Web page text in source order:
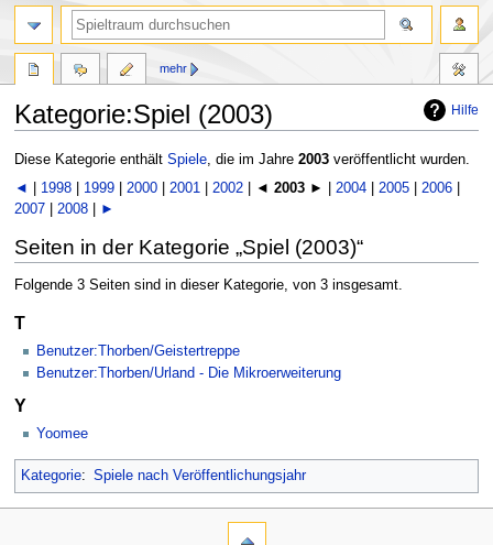
Hilfe
Kategorie:Spiel (2003)
Zur
Navigation
springen
Zur
Suche
springen
Diese Kategorie enthält Spiele, die im Jahre 2003veröffentlicht wurden.
◄
1998| 1999| 2000| 2001 2002| ◄ 2003► | 2004| 2005| 2006|
2007| 2008| ►
Seiten in der Kategorie „Spiel (2003)“
Folgende 3 Seiten sind in dieser Kategorie, von 3 insgesamt.
T
Benutzer:Thorben/Geistertreppe
Benutzer:Thorben/Urland - Die Mikroerweiterung
Y
Yoomee
Kategorie: Spiele nach Veröffentlichungsjahr
mehr